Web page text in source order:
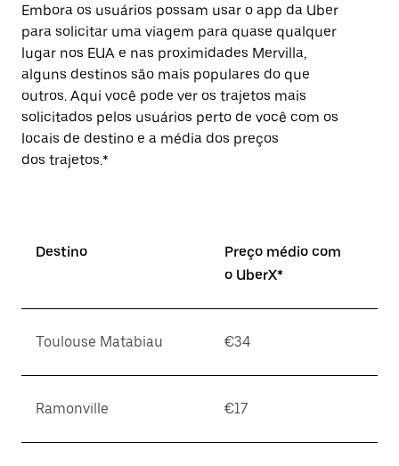
Embora os usuários possam usar o app da Uber
para solicitar uma viagem para quase qualquer
lugar nos EUA e nas proximidades Mervilla,
alguns destinos são mais populares do que
outros. Aqui você pode ver os trajetos mais
solicitados pelos usuários perto de você com os
locais de destino e a média dos preços
dos trajetos.*
Destino
Preço médio com
o UberX*
Toulouse Matabiau €34
Ramonville €17